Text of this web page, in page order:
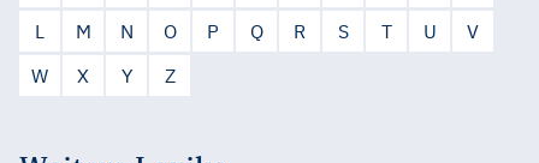
L
M N O P Q R S T U
V
W
X Y Z